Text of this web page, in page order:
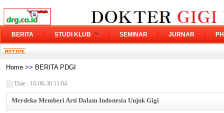
BERITA STUDI KLUB SEMINAR JURNAR
Home >> BERITA PDGI
Date : 18-08-30 11:04
Merdeka Memberi Arti Dalam Indonesia Unjuk Gigi